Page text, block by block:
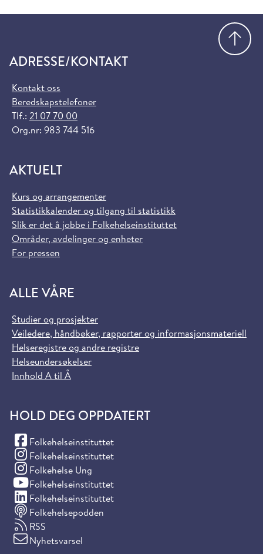
ADRESSE/KONTAKT
Kontakt oss
Beredskapstelefoner
Tlf.: 21 07 70 00
Org.nr: 983 744 516
AKTUELT
Kurs og arrangementer
Statistikkalender og tilgang til statistikk
Slik er det å jobbe i Folkehelseinstituttet
Områder, avdelinger og enheter
For pressen
ALLE VÅRE
Studier og prosjekter
Veiledere, håndbøker, rapporter og informasjonsmateriell
Helseregistre og andre registre
Helseundersøkelser
Innhold A til Å
HOLD DEG OPPDATERT
Folkehelseinstituttet
(Facebook)
Folkehelseinstituttet
(Instagram)
Folkehelse Ung
(Instagram)
Folkehelseinstituttet
(YouTube)
Folkehelseinstituttet
(LinkedIn)
Folkehelsepodden
RSS
Nyhetsvarsel